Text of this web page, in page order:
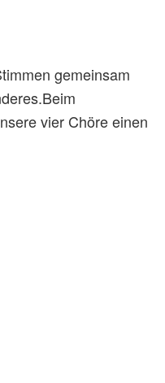
gemeinsam
vier Chöre einen